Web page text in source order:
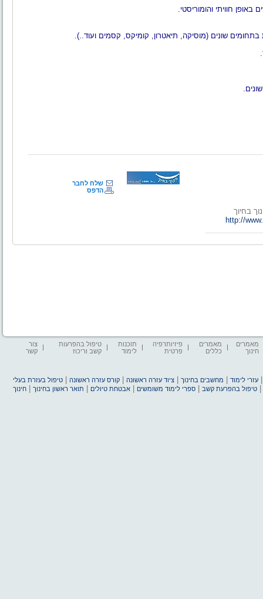
באופן חוויתי והומוריסטי.
שונים (מוסיקה, תיאטרון, קומיקס, קסמים ועוד..).
בחיוך
http://
שלח לחבר
הדפס
מאמרים
חינוך
מאמרים
כללים
פיזיותרפיה
פרטית
תוכנות
לימוד
טיפול בהפרעות
קשב וריכוז
צור
קשר
עזרי לימוד מחשבים בחינוך |ציוד עזרה ראשונה |קורס עזרה ראשונה |טיפול בעזרת בעלי
|טיפול בהפרעת קשב |ספרי לימוד משומשים |אבטחת טיולים תואר ראשון בחינוך |חינוך